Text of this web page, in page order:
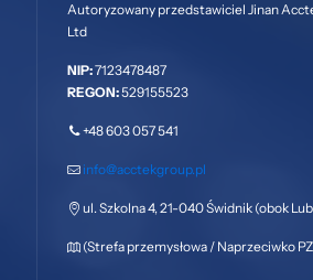
Autoryzowany przedstawiciel Jinan
Ltd
NIP:7123478487
REGON:529155523
+48 603 057 541
info@acctekgroup.pl
ul. Szkolna 4, 21-040 Świdnik (obok
(Strefa przemysłowa / Naprzeciwko